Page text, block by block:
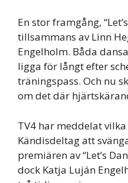
En stor framgång,
tillsammans av Linn
Engelholm. Båda
ligga för långt efter
träningspass. Och nu
om det där
TV4 har meddelat
Kändisdeltag att
premiären av “Let’s
dock Katja Luján